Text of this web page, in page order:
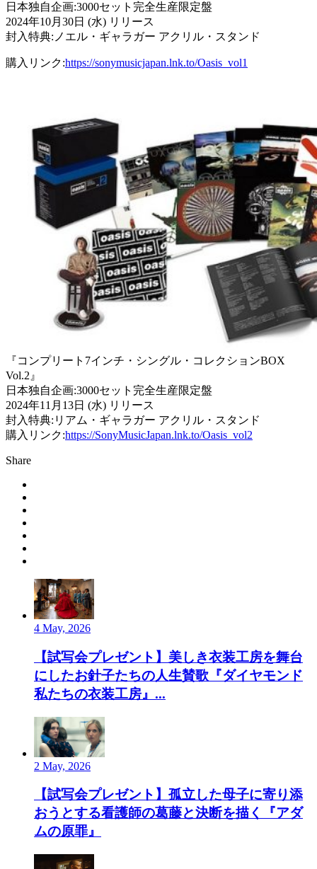
日本独自企画:3000セット完全生産限定盤
2024年10月30日 (水) リリース
封入特典:ノエル・ギャラガー アクリル・スタンド
購入リンク:https://sonymusicjapan.lnk.to/Oasis_vol1
『コンプリート7インチ・シングル・コレクションBOX
Vol.2』
日本独自企画:3000セット完全生産限定盤
2024年11月13日 (水) リリース
封入特典:リアム・ギャラガー アクリル・スタンド
購入リンク:https://SonyMusicJapan.lnk.to/Oasis_vol2
Share
4 May, 2026
【試写会プレゼント】美しき衣装工房を舞台
にしたお針子たちの人生賛歌『ダイヤモンド
私たちの衣装工房』...
2 May, 2026
【試写会プレゼント】孤立した母子に寄り添
おうとする看護師の葛藤と決断を描く『アダ
ムの原罪』